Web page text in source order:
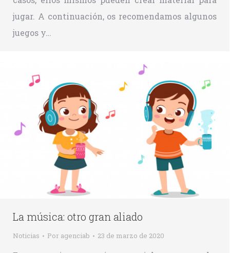
jugar. A continuación, os recomendamos algunos
juegos y…
La música: otro gran aliado
Noticias Por agenciab 23 de marzo de 2020